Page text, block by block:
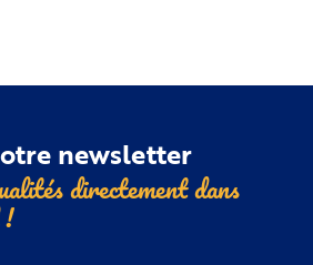
newsletter
directement dans
!